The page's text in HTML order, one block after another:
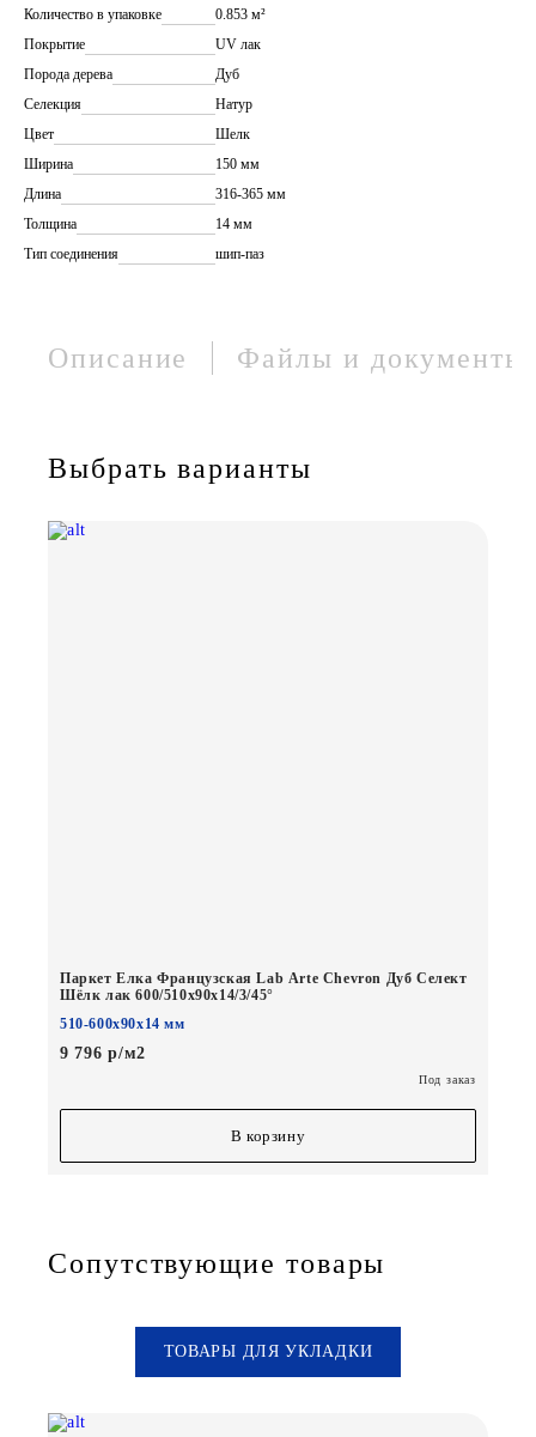
Количество в упаковке
0.853 м²
Покрытие
UV лак
Порода дерева
Дуб
Селекция
Натур
Цвет
Шелк
Ширина
150 мм
Длина
316-365 мм
Толщина
14 мм
Тип соединения
шип-паз
Описание Файлы и документы
Выбрать варианты
Паркет Елка Французская Lab Arte Chevron Дуб Селект
Шёлк лак 600/510х90х14/3/45°
510-600х90х14 мм
9 796 р/м2
Под заказ
В корзину
Сопутствующие товары
ТОВАРЫ ДЛЯ УКЛАДКИ